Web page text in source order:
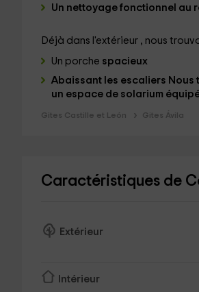
Un nettoyage fonctionnel au
Déjà dans l'extérieur , nous
Un porche spacieux
Abaissant les escaliers Nous
un espace de solarium
Gites Castille et León Gites Ávila
Caractéristiques de
Extérieur
Intérieur